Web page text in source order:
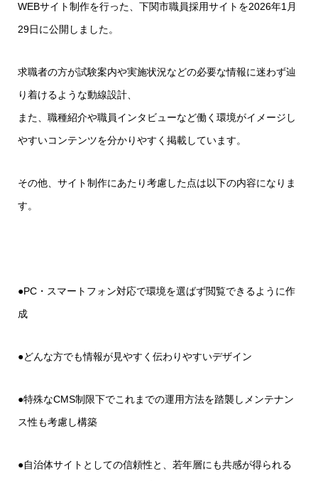
WEBサイト制作を行った、下関市職員採用サイトを2026年1月
29日に公開しました。
求職者の方が試験案内や実施状況などの必要な情報に迷わず辿
り着けるような動線設計、
また、職種紹介や職員インタビューなど働く環境がイメージし
やすいコンテンツを分かりやすく掲載しています。
その他、サイト制作にあたり考慮した点は以下の内容になりま
す。
●PC・スマートフォン対応で環境を選ばず閲覧できるように作
成
●どんな方でも情報が見やすく伝わりやすいデザイン
●特殊なCMS制限下でこれまでの運用方法を踏襲しメンテナン
ス性も考慮し構築
●自治体サイトとしての信頼性と、若年層にも共感が得られる